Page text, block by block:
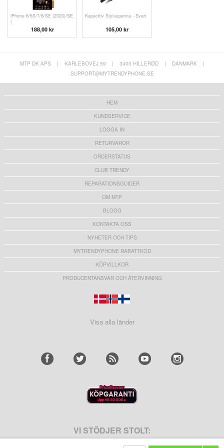
iPhone 6/6S/7/8/SE (2020)/SE
(
188,00 kr
Kapacitiv Styluspenna - Svart
105,00 kr
MTP DK APS | KARLEBOVEJ 59 | 3400 HILLERØD | DANMARK
|
SUPPORT@MYTRENDYPHONE.SE
HEM
KUNDSERVICE
LOGGA IN
RETURVAROR
ORDERSTATUS
CLUB TRENDY
REPARATIONSGUIDER
OM MTP
BLOGG
KONTAKTA OSS
NYHETER OCH TIPS
MYTRENDYPHONE RABATTKOD
KÖPVILLKOR
PRODUCENTANSVAR OCH ÅTERVINNING
Visa alla länder
VI STÖDJER STOLT: